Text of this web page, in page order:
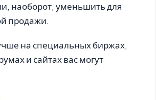
наоборот, уменьшить для
продажи.
на специальных биржах,
и сайтах вас могут